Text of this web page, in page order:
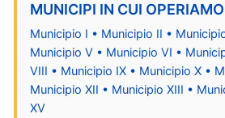
MUNICIPI IN CUI OPERIAMO
Municipio I • Municipio II •
Municipio V • Municipio VI •
VIII • Municipio IX • Municipio X •
Municipio XII • Municipio XIII •
XV